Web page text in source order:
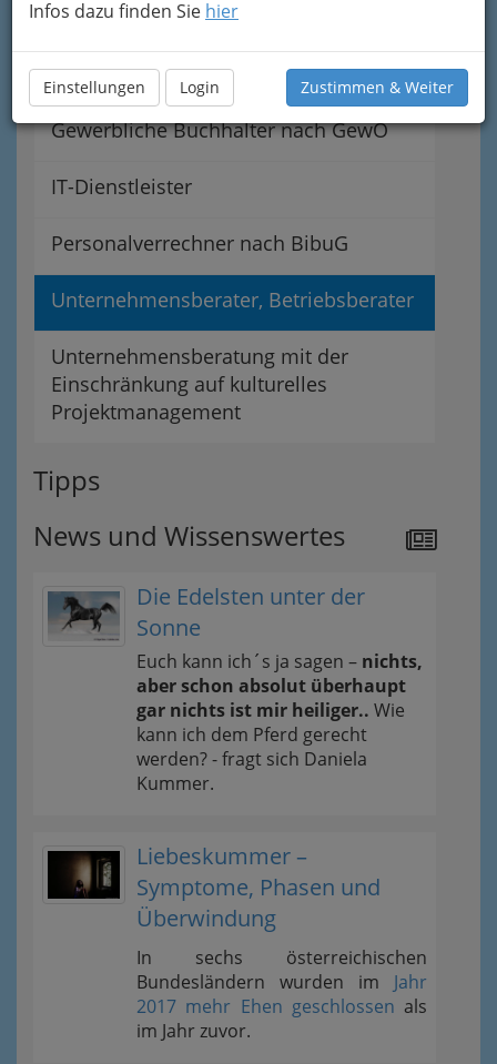
Infos dazu finden Sie hier
Einstellungen Login Zustimmen & Weiter
Buchhalter nach BibuG
Bilanzbuchhalter nach BibuG
Gewerbliche Buchhalter nach GewO
IT-Dienstleister
Personalverrechner nach BibuG
Unternehmensberater, Betriebsberater
Unternehmensberatung mit der
Einschränkung auf kulturelles
Projektmanagement
Tipps
News und Wissenswertes
Die Edelsten unter der
Sonne
Euch kann ich´s ja sagen – nichts,
aber schon absolut überhaupt
gar nichts ist mir heiliger.. Wie
kann ich dem Pferd gerecht
werden? - fragt sich Daniela
Kummer.
Liebeskummer –
Symptome, Phasen und
Überwindung
In sechs österreichischen
Bundesländern wurden im Jahr
2017 mehr Ehen geschlossen als
im Jahr zuvor.